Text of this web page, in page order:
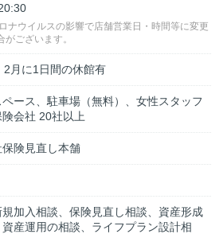
ナウイルスの影響で店舗営業日・時間等に変更
がございます。
2月に1日間の休館有
ペース、駐車場（無料）、女性スタッフ
険会社 20社以上
険見直し本舗
加入相談、保険見直し相談、資産形成
産運用の相談、ライフプラン設計相